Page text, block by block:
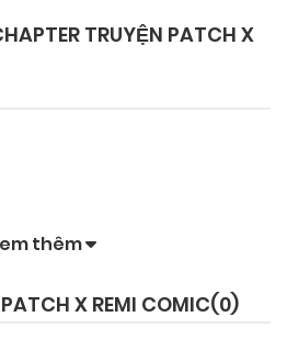
TRUYỆN PATCH X
thêm
X REMI COMIC(0)